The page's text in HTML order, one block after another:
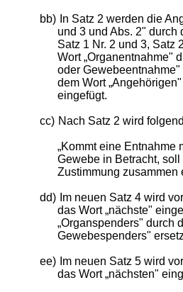
bb) In Satz 2 werden die
und 3 und Abs. 2" durch
Satz 1 Nr. 2 und 3, Satz
Wort „Organentnahme"
oder
dem Wort
eingefügt.
cc) Nach Satz 2 wird
„Kommt eine Entnahme
Gewebe in Betracht,
Zustimmung zusammen
dd)
Im neuen Satz 4 wird
das Wort „nächste"
„Organspenders" durch
Gewebespenders"
ee)
Im neuen Satz 5 wird
das Wort „nächsten"